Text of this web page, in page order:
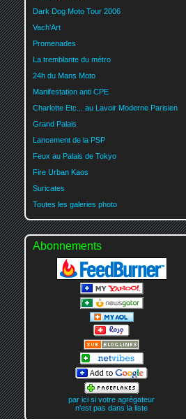
Dark Dog Moto Tour 2006
Vach'Art
Promenades
La tremblante du métro
24h du Mans Moto
Manifestation anti CPE
Charlotte Etc... au Lavoir Moderne Parisien
Grand Palais
Lancement de la PSP
Feux au Palais de Tokyo
Fire Urban Kaos
Suricates
Toutes les galeries photo
Abonnements
par ici si votre agrégateur
n'est pas dans la liste